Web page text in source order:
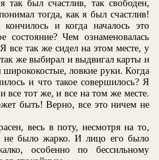
так был счастлив, так свободен,
тогда, как я был счастлив!
и когда началось это
состояние? Чем ознаменовалась
все так же сидел на этом месте, у
же выбирал и выдвигал карты и
ширококостые, ловкие руки. Когда
и что такое совершилось? Я
все тот же, и все на том же месте.
быть! Верно, все это ничем не
весь в поту, несмотря на то,
не было жарко. И лицо его было
особенно по бессильному